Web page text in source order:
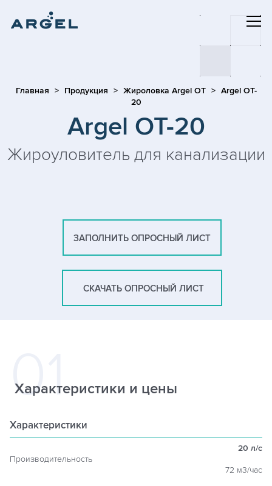
Главная Продукция Жироловка Argel OT
Argel OT-
20
Argel OT-20
Жироуловитель для канализации
ЗАПОЛНИТЬ ОПРОСНЫЙ ЛИСТ
СКАЧАТЬ ОПРОСНЫЙ ЛИСТ
Характеристики и цены
Характеристики
Производительность
20 л/c
72 м3/час